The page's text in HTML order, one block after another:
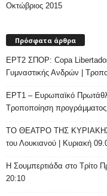
Οκτώβριος 2015
Πρόσφατα άρθρα
ΕΡΤ2 ΣΠΟΡ: Copa
Γυμναστικής Ανδρών |
ΕΡΤ1 – Ευρωπαϊκό
Τροποποίηση
ΤΟ ΘΕΑΤΡΟ ΤΗΣ
του Λουκιανού | Κυριακή
H Σουμπερτιάδα στο Τρίτο
20:10